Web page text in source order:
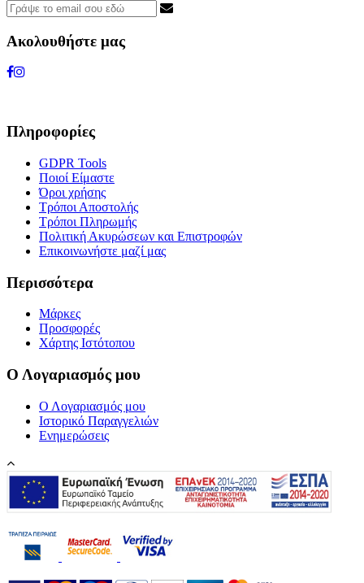
Ακολουθήστε μας
Πληροφορίες
GDPR Tools
Ποιοί Είμαστε
Όροι χρήσης
Τρόποι Αποστολής
Τρόποι Πληρωμής
Πολιτική Ακυρώσεων και Επιστροφών
Επικοινωνήστε μαζί μας
Περισσότερα
Μάρκες
Προσφορές
Χάρτης Ιστότοπου
Ο Λογαριασμός μου
Ο Λογαριασμός μου
Ιστορικό Παραγγελιών
Ενημερώσεις